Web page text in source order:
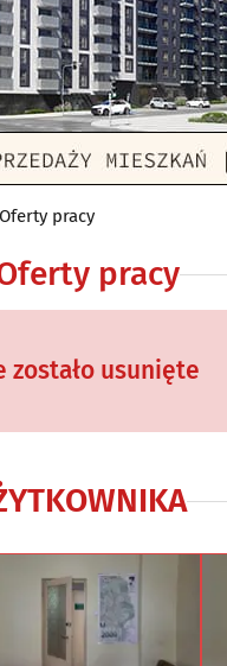
pracy
pracy
zostało usunięte